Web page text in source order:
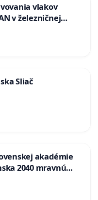
vlakov
v železničnej
Sliač
akadémie
2040 mravnú